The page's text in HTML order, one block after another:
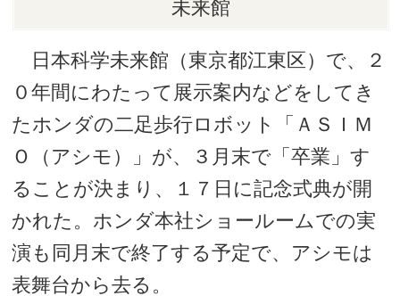
未来館
日本科学未来館（東京都江東区）で、２
０年間にわたって展示案内などをしてき
たホンダの二足歩行ロボット「ＡＳＩＭ
Ｏ（アシモ）」が、３月末で「卒業」す
ることが決まり、１７日に記念式典が開
かれた。ホンダ本社ショールームでの実
演も同月末で終了する予定で、アシモは
表舞台から去る。